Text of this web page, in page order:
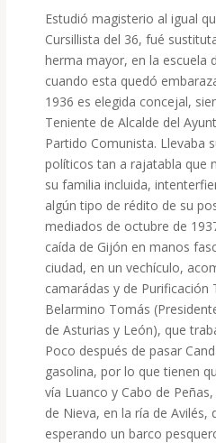
Estudió magisterio al igual
Cursillista del 36, fué
herma mayor, en la escuela
cuando esta quedó
1936 es elegida concejal,
Teniente de Alcalde del
Partido Comunista. Llevaba
políticos tan a rajatabla que
su familia incluida,
algún tipo de rédito de su
mediados de octubre de
caída de Gijón en manos
ciudad, en un vechículo,
camarádas y de Purificación
Belarmino Tomás
de Asturias y León), que
Poco después de pasar
gasolina, por lo que tienen
vía Luanco y Cabo de
de Nieva, en la ría de Avilés,
esperando un barco